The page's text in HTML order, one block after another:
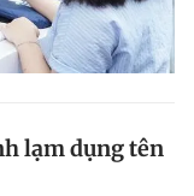
lạm dụng tên